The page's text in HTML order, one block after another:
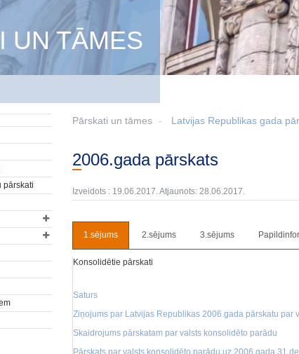
UN TĀMES
Pārskati un tāmes Latvijas Republikas gada
2006.gada pārskats
Izveidots : 19.06.2017. Atjaunots: 28.06.2017.
1.sējums 2.sējums 3.sējums
Konsolidētie pārskati
Saturs
Ziņojums par Latvijas Republikas 2006.gada pārskatu
Skaidrojums pārskatam par valsts konsolidēto parādu
Pārskats par valsts konsolidēto parādu uz 2006.gada
pārskati